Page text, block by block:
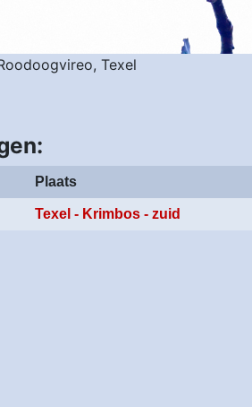
Texel
Plaats
Texel - Krimbos - zuid